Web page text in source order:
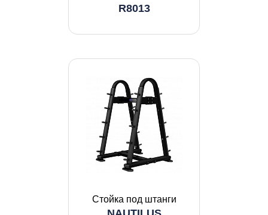
R8013
Стойка под штанги